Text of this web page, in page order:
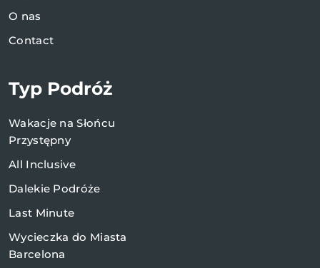
O nas
Contact
Typ Podróż
Wakacje na Słońcu
Przystępny
All Inclusive
Dalekie Podróże
Last Minute
Wycieczka do Miasta
Barcelona